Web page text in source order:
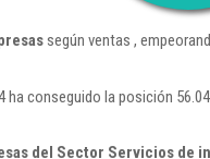
según ventas ,
conseguido la posición
del Sector Servicios de